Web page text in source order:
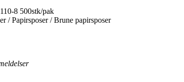
8 500stk/pak
/ Papirsposer / Brune papirsposer